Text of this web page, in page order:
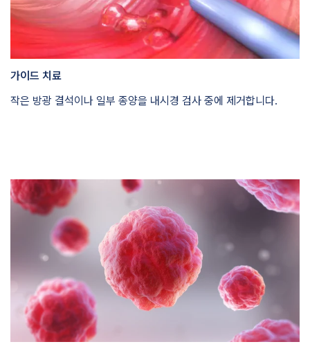
가이드 치료
작은 방광 결석이나 일부 종양을 내시경 검사 중에 제거합니다.